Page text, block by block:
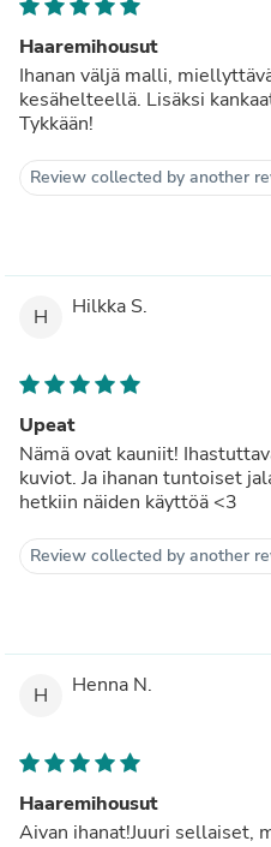
Haaremihousut
Ihanan väljä malli,
kesähelteellä. Lisäksi
Tykkään!
Review collected by another
H Hilkka S.
Upeat
Nämä ovat kauniit!
kuviot. Ja ihanan tuntoiset
hetkiin näiden käyttöä <3
Review collected by another
H Henna N.
Haaremihousut
Aivan ihanat!Juuri sellaiset,